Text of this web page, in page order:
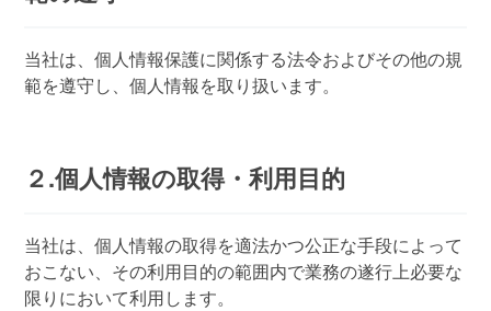
当社は、個人情報保護に関係する法令およびその他の規
範を遵守し、個人情報を取り扱います。
２.個人情報の取得・利用目的
当社は、個人情報の取得を適法かつ公正な手段によって
おこない、その利用目的の範囲内で業務の遂行上必要な
限りにおいて利用します。